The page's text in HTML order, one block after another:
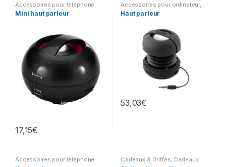
Accessoires pour téléphone
High-tech
Mini haut parleur
17,15€
Accessoires pour ordinateur,
Accessoires pour téléphone
Haut parleur
53,03€
Accessoires pour téléphone Cadeaux & Griffes, Cadeaux,
Maison & Parapluies Maison